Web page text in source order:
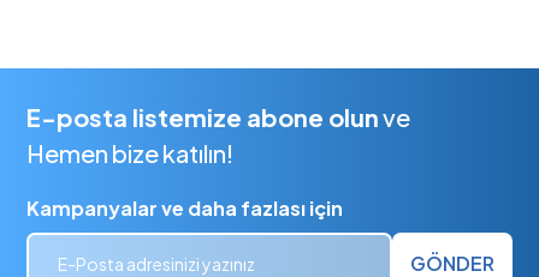
E-posta listemize abone olunve
Hemen bize katılın!
Kampanyalar ve daha fazlası için
GÖNDER